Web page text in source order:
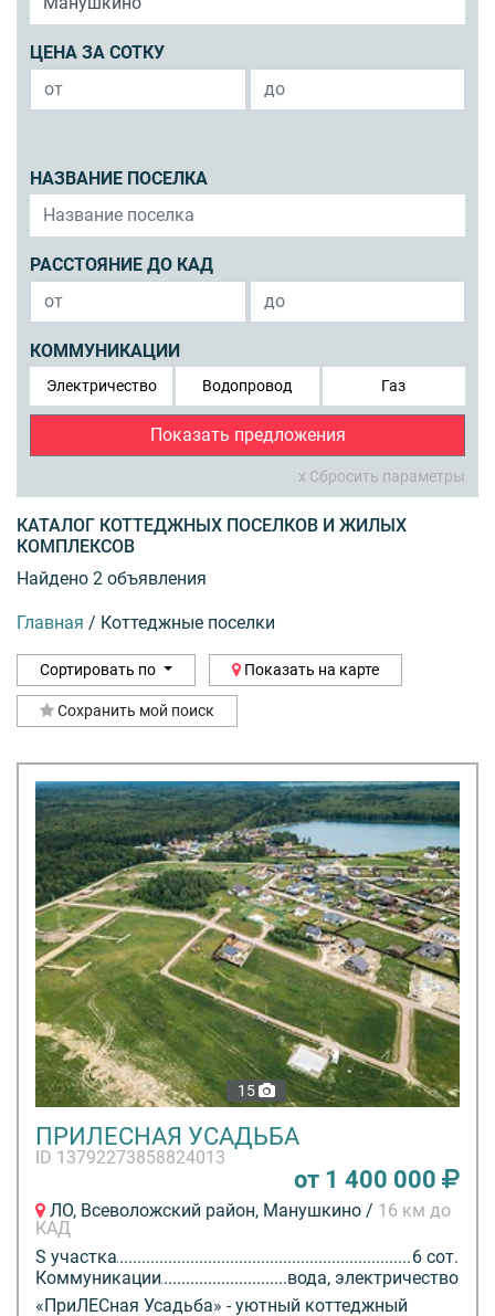
ЦЕНА ЗА СОТКУ
НАЗВАНИЕ ПОСЕЛКА
РАССТОЯНИЕ ДО КАД
КОММУНИКАЦИИ
Электричество Водопровод Газ
Показать предложения
x Сбросить параметры
КАТАЛОГ КОТТЕДЖНЫХ ПОСЕЛКОВ И ЖИЛЫХ
КОМПЛЕКСОВ
Найдено 2 объявления
Главная / Коттеджные поселки
Сортировать по Показать на карте
Сохранить мой поиск
15
ПРИЛЕСНАЯ УСАДЬБА
ID 13792273858824013
от 1 400 000
ЛО, Всеволожский район, Манушкино / 16 км до
КАД
S участка
6 сот.
Коммуникации
вода, электричество
«ПриЛЕСная Усадьба» - уютный коттеджный